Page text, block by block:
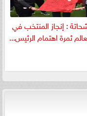
: إنجاز المنتخب في
ثمرة اهتمام الرئيس...